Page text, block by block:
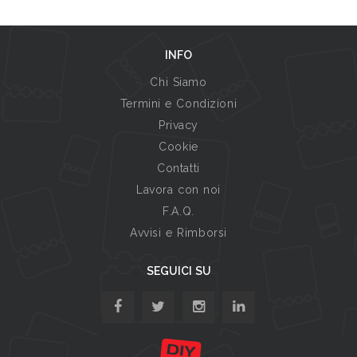
INFO
Chi Siamo
Termini e Condizioni
Privacy
Cookie
Contatti
Lavora con noi
F.A.Q.
Avvisi e Rimborsi
SEGUICI SU